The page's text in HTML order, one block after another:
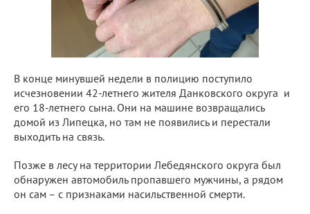
В конце минувшей недели в полицию поступило
исчезновении 42-летнего жителя Данковского округа и
его 18-летнего сына. Они на машине возвращались
домой из Липецка, но там не появились и перестали
выходить на связь.
Позже в лесу на территории Лебедянского округа был
обнаружен автомобиль пропавшего мужчины, а рядом
он сам – с признаками насильственной смерти.